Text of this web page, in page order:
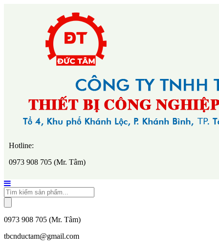
Hotline:
0973 908 705 (Mr. Tâm)
0973 908 705 (Mr. Tâm)
tbcnductam@gmail.com